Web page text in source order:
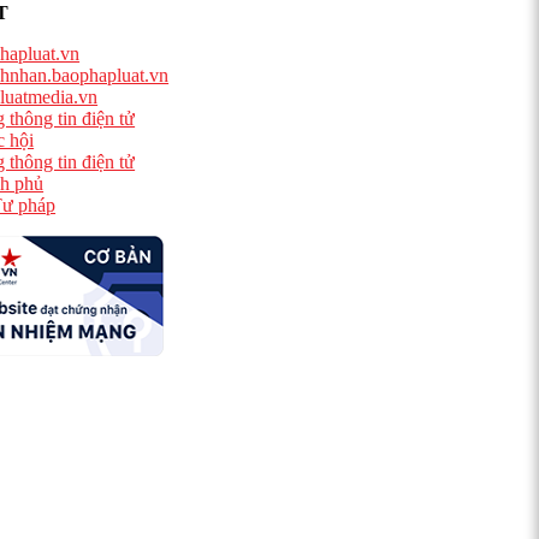
thông tin điện tử
hội
thông tin điện tử
phủ
pháp